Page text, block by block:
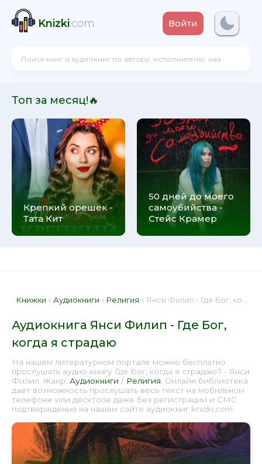
Knizki.com Войти
Топ за месяц!🔥
Крепкий орешек -
Тата Кит
50 дней до моего
самоубийства -
Стейс Крамер
Книжки »Аудиокниги » Религия » Янси Филип - Где Бог, когда я страдаю 📕 - Книга онлайн бесплатно
Аудиокнига Янси Филип - Где Бог,
когда я страдаю
На нашем литературном портале можно бесплатно
прослушать аудио книгу Где Бог, когда я страдаю? - Янси
Филип. Жанр: Аудиокниги / Религия . Онлайн библиотека
дает возможность прослушать весь текст на мобильном
телефоне или десктопе даже без регистрации и СМС
подтверждения на нашем сайте аудиокниг knizki.com.